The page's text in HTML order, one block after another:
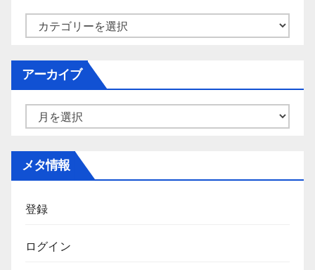
ー
アーカイブ
メタ情報
登録
ログイン